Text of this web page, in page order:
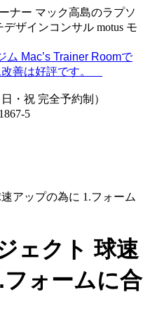
ナー マック高島のラプソ
ザインコンサル motus モ
・祝 完全予約制）
5
アップの為に 1.フォーム
ェクト 球速
ォームに合